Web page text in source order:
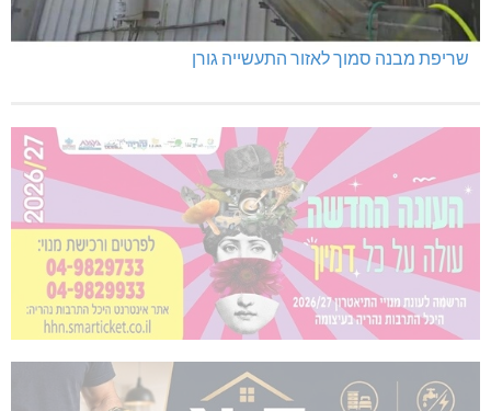
שריפת מבנה סמוך לאזור התעשייה גורן